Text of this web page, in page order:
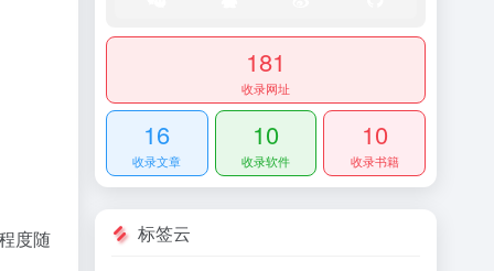
度随
181
收录网址
16
收录文章
10
收录软件
10
收录书籍
标签云